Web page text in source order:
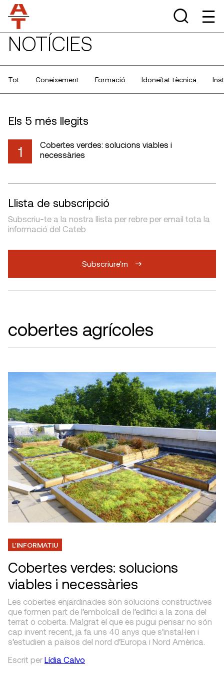
NOTÍCIES
Tot Coneixement Formació Idoneïtat tècnica
Els 5 més llegits
1
Cobertes verdes: solucions viables i
necessàries
Llista de subscripció
Subscriu-te a la nostra llista per rebre per email tota la
informació del Cateb
Subscriure'm
cobertes agrícoles
L'INFORMATIU
Cobertes verdes: solucions
viables i necessàries
Les cobertes enjardinades són solucions constructives
que formen part de l’embolcall de l’edifici a la zona del
terrat o coberta. Malgrat el que es pugui pensar no són
cap invent recent, ja fa uns 40 anys que s’instal·len i
s’estudien a països del nord d’Europa i Nord Amèrica.
Escrit per Lídia Calvo